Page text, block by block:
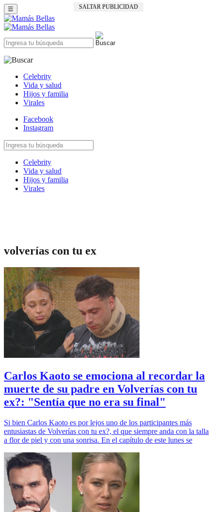
SALTAR PUBLICIDAD
☰
Celebrity
Vida y salud
Hijos y familia
Virales
Facebook
Instagram
Celebrity
Vida y salud
Hijos y familia
Virales
volverías con tu ex
Carlos Kaoto se emociona al recordar la
muerte de su padre en Volverías con tu
ex?: "Sentía que no era su final"
Si bien Carlos Kaoto es por lejos uno de los participantes más
entusiastas de Volverías con tu ex?, el que siempre anda con la talla
a flor de piel y con una sonrisa. En el capítulo de este lunes se